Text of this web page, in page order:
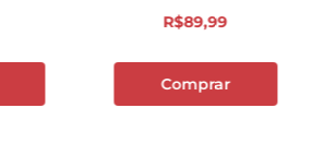
R$89,99
Comprar